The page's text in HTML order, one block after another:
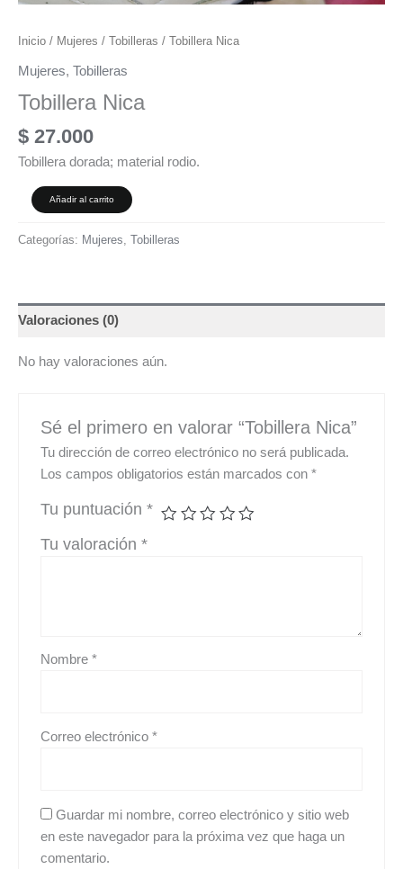
Inicio / Mujeres / Tobilleras / Tobillera Nica
Mujeres, Tobilleras
Tobillera Nica
$ 27.000
Tobillera dorada; material rodio.
Añadir al carrito
Categorías: Mujeres Tobilleras
Valoraciones (0)
No hay valoraciones aún.
Sé el primero en valorar “Tobillera Nica”
Tu dirección de correo electrónico no será publicada.
Los campos obligatorios están marcados con*
Tu puntuación*
Tu valoración*
Nombre*
Correo electrónico*
Guardar mi nombre, correo electrónico y sitio web
en este navegador para la próxima vez que haga un
comentario.